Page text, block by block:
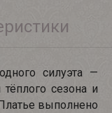
силуэта —
сезона и
выполнено